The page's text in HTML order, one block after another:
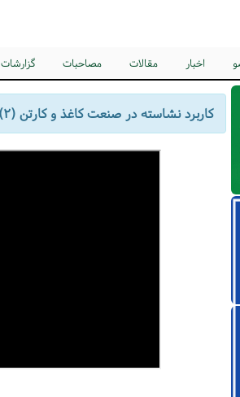
اخبار مقالات مصاحبات گزارشات
کاربرد نشاسته در صنعت کاغذ و کارتن (۲)